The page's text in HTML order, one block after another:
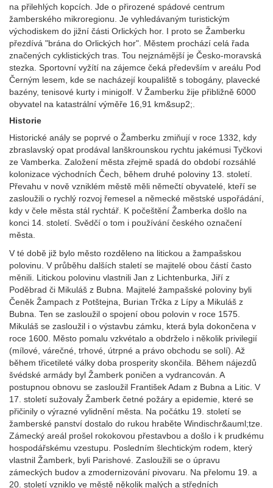
na přilehlých kopcích. Jde o přirozené spádové centrum
žamberského mikroregionu. Je vyhledávaným turistickým
východiskem do jižní části Orlických hor. I proto se Žamberku
přezdívá "brána do Orlických hor". Městem prochází celá řada
značených cyklistických tras. Tou nejznámější je Česko-moravská
stezka. Sportovní vyžítí na zájemce čeká především v areálu Pod
Černým lesem, kde se nacházejí koupaliště s tobogány, plavecké
bazény, tenisové kurty i minigolf. V Žamberku žije přibližně 6000
obyvatel na katastrální výměře 16,91 km&sup2;.
Historie
Historické anály se poprvé o Žamberku zmiňují v roce 1332, kdy
zbraslavský opat prodával lanškrounskou rychtu jakémusi Tyčkovi
ze Vamberka. Založení města zřejmě spadá do období rozsáhlé
kolonizace východních Čech, během druhé poloviny 13. století.
Převahu v nově vzniklém městě měli němečtí obyvatelé, kteří se
zasloužili o rychlý rozvoj řemesel a německé městské uspořádání,
kdy v čele města stál rychtář. K počeštění Žamberka došlo na
konci 14. století. Svědčí o tom i používání českého označení
města.
V té době již bylo město rozděleno na litickou a žampašskou
polovinu. V průběhu dalších staletí se majitelé obou částí často
měnili. Litickou polovinu vlastnili Jan z Lichtenburka, Jiří z
Poděbrad či Mikuláš z Bubna. Majitelé žampašské poloviny byli
Čeněk Žampach z Potštejna, Burian Trčka z Lípy a Mikuláš z
Bubna. Ten se zasloužil o spojení obou polovin v roce 1575.
Mikuláš se zasloužil i o výstavbu zámku, která byla dokončena v
roce 1600. Město pomalu vzkvétalo a obdrželo i několik privilegií
(mílové, várečné, trhové, útrpné a právo obchodu se solí). Až
během třicetileté války doba prosperity skončila. Během nájezdů
švédské armády byl Žamberk poničen a vydrancován. A
postupnou obnovu se zasloužil František Adam z Bubna a Litic. V
17. století sužovaly Žamberk četné požáry a epidemie, které se
přičinily o výrazné vylidnění města. Na počátku 19. století se
žamberské panství dostalo do rukou hraběte Windischr&auml;tze.
Zámecký areál prošel rokokovou přestavbou a došlo i k prudkému
hospodářskému vzestupu. Posledním šlechtickým rodem, který
vlastnil Žamberk, byli Parishové. Zasloužili se o úpravu
zámeckých budov a zmodernizování pivovaru. Na přelomu 19. a
20. století vzniklo ve městě několik malých a středních